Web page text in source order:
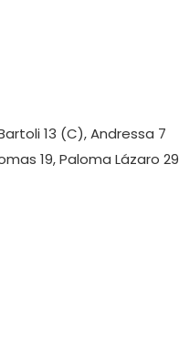
13 (C), Andressa 7
19, Paloma Lázaro 29